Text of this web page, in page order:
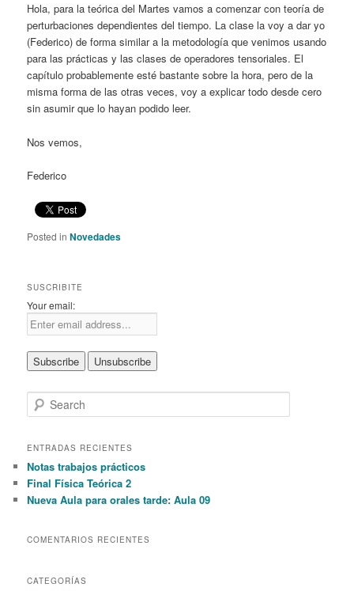
Hola, para la teórica del Martes vamos a comenzar con teoría de
perturbaciones dependientes del tiempo. La clase la voy a dar yo
(Federico) de forma similar a la metodología que venimos usando
para las prácticas y las clases de operadores tensoriales. El
capítulo probablemente esté bastante sobre la hora, pero de la
misma forma de las otras veces, voy a explicar todo desde cero
sin asumir que lo hayan podido leer.
Nos vemos,
Federico
Posted in Novedades
SUSCRIBITE
Your email:
e
r
h
ENTRADAS RECIENTES
Notas trabajos prácticos
Final Física Teórica 2
Nueva Aula para orales tarde: Aula 09
COMENTARIOS RECIENTES
CATEGORÍAS